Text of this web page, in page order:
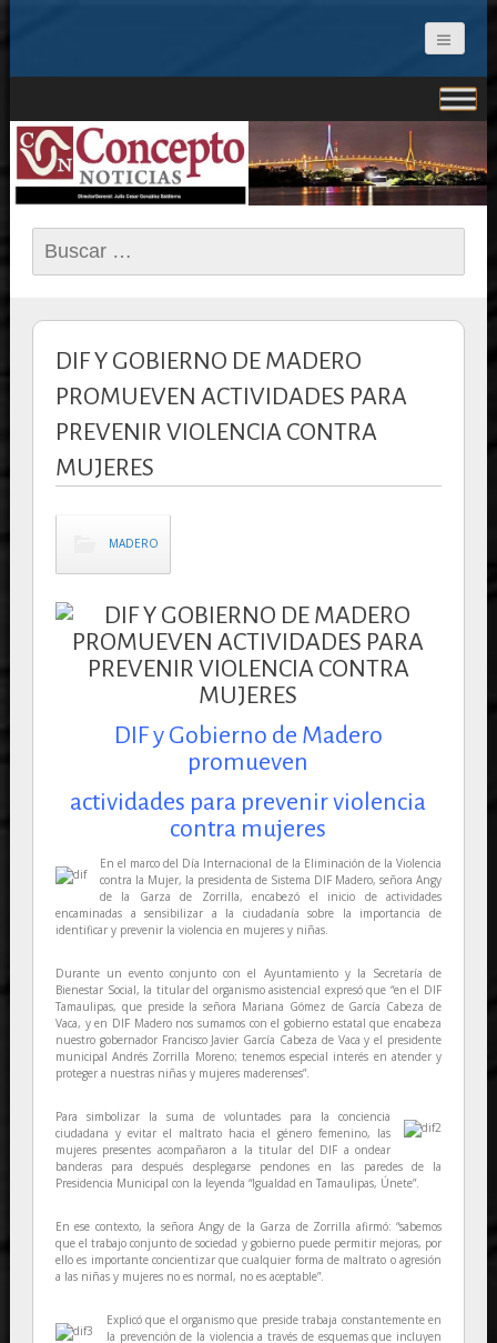
CONCEPTO NOTICIAS
Buscar:
DIF Y GOBIERNO DE MADERO
PROMUEVEN ACTIVIDADES PARA
PREVENIR VIOLENCIA CONTRA
MUJERES
MADERO
DIF y Gobierno de Madero
promueven
actividades para prevenir violencia
contra mujeres
En el marco del Día Internacional de la Eliminación de la Violencia
contra la Mujer, la presidenta de Sistema DIF Madero, señora Angy
de la Garza de Zorrilla, encabezó el inicio de actividades
encaminadas a sensibilizar a la ciudadanía sobre la importancia de
identificar y prevenir la violencia en mujeres y niñas.
Durante un evento conjunto con el Ayuntamiento y la Secretaría de
Bienestar Social, la titular del organismo asistencial expresó que “en el DIF
Tamaulipas, que preside la señora Mariana Gómez de García Cabeza de
Vaca, y en DIF Madero nos sumamos con el gobierno estatal que encabeza
nuestro gobernador Francisco Javier García Cabeza de Vaca y el presidente
municipal Andrés Zorrilla Moreno; tenemos especial interés en atender y
proteger a nuestras niñas y mujeres maderenses”.
Para simbolizar la suma de voluntades para la conciencia
ciudadana y evitar el maltrato hacia el género femenino, las
mujeres presentes acompañaron a la titular del DIF a ondear
banderas para después desplegarse pendones en las paredes de la
Presidencia Municipal con la leyenda “Igualdad en Tamaulipas, Únete”.
En ese contexto, la señora Angy de la Garza de Zorrilla afirmó: “sabemos
que el trabajo conjunto de sociedad y gobierno puede permitir mejoras, por
ello es importante concientizar que cualquier forma de maltrato o agresión
a las niñas y mujeres no es normal, no es aceptable”.
Explicó que el organismo que preside trabaja constantemente en
la prevención de la violencia a través de esquemas que incluyen